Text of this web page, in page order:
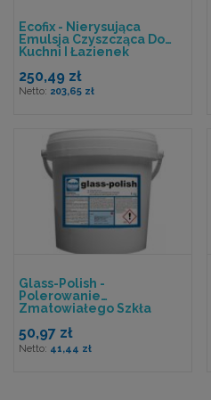
Ecofix - Nierysująca
Emulsja Czyszcząca Do
Kuchni I Łazienek
250,49 zł
203,65 zł
Glass-Polish -
Polerowanie
Zmatowiałego Szkła
50,97 zł
41,44 zł